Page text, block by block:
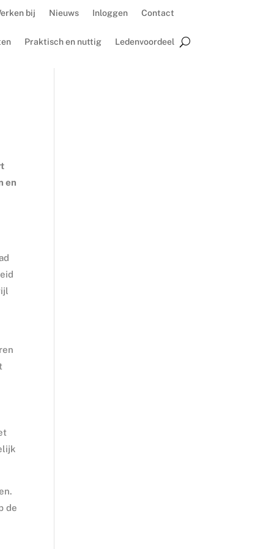
bij Nieuws Inloggen Contact
Praktisch en nuttig Ledenvoordeel
en
de